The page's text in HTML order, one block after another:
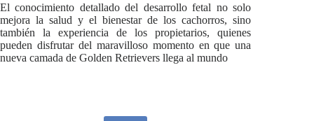
El conocimiento detallado del desarrollo fetal no solo
mejora la salud y el bienestar de los cachorros, sino
también la experiencia de los propietarios, quienes
pueden disfrutar del maravilloso momento en que una
nueva camada de Golden Retrievers llega al mundo